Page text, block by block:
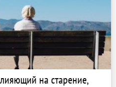
на старение,